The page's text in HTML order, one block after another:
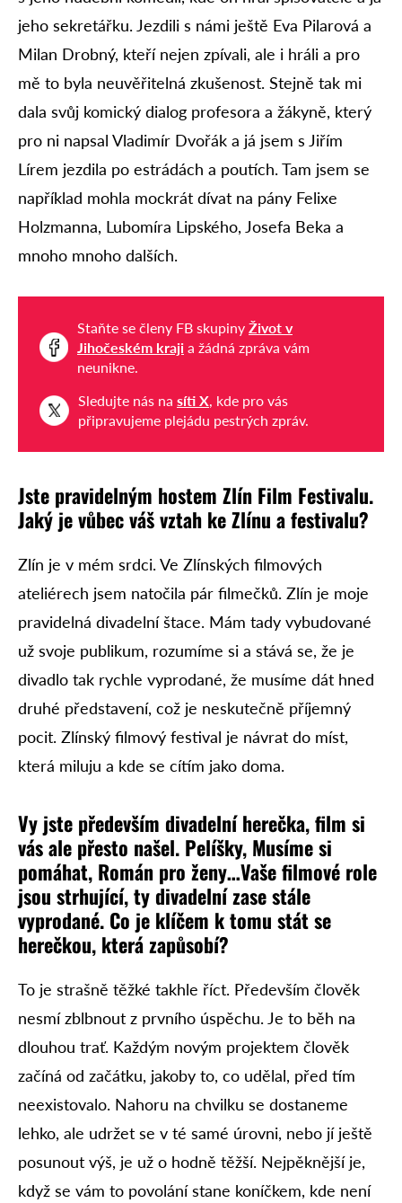
jeho sekretářku. Jezdili s námi ještě Eva Pilarová a
Milan Drobný, kteří nejen zpívali, ale i hráli a pro
mě to byla neuvěřitelná zkušenost. Stejně tak mi
dala svůj komický dialog profesora a žákyně, který
pro ni napsal Vladimír Dvořák a já jsem s Jiřím
Lírem jezdila po estrádách a poutích. Tam jsem se
například mohla mockrát dívat na pány Felixe
Holzmanna, Lubomíra Lipského, Josefa Beka a
mnoho mnoho dalších.
Staňte se členy FB skupiny Život v
Jihočeském kraji a žádná zpráva vám
neunikne.
Sledujte nás na síti X , kde pro vás
připravujeme plejádu pestrých zpráv.
Jste pravidelným hostem Zlín Film Festivalu.
Jaký je vůbec váš vztah ke Zlínu a festivalu?
Zlín je v mém srdci. Ve Zlínských filmových
ateliérech jsem natočila pár filmečků. Zlín je moje
pravidelná divadelní štace. Mám tady vybudované
už svoje publikum, rozumíme si a stává se, že je
divadlo tak rychle vyprodané, že musíme dát hned
druhé představení, což je neskutečně příjemný
pocit. Zlínský filmový festival je návrat do míst,
která miluju a kde se cítím jako doma.
Vy jste především divadelní herečka, film si
vás ale přesto našel. Pelíšky, Musíme si
pomáhat, Román pro ženy…Vaše filmové role
jsou strhující, ty divadelní zase stále
vyprodané. Co je klíčem k tomu stát se
herečkou, která zapůsobí?
To je strašně těžké takhle říct. Především člověk
nesmí zblbnout z prvního úspěchu. Je to běh na
dlouhou trať. Každým novým projektem člověk
začíná od začátku, jakoby to, co udělal, před tím
neexistovalo. Nahoru na chvilku se dostaneme
lehko, ale udržet se v té samé úrovni, nebo jí ještě
posunout výš, je už o hodně těžší. Nejpěknější je,
když se vám to povolání stane koníčkem, kde není